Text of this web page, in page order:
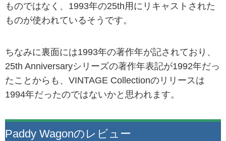
ものではなく、1993年の25th用にリキャストされた
ものが使われているそうです。
ちなみに裏面には1993年の著作年が記されており、
25th Anniversaryシリーズの著作年表記が1992年だっ
たことからも、VINTAGE Collectionのリリースは
1994年だったのではないかと思われます。
Paddy Wagonのレビュー